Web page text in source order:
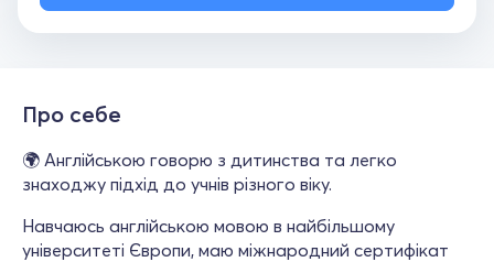
Про себе
🌍 Англійською говорю з дитинства та легко
знаходжу підхід до учнів різного віку.
Навчаюсь англійською мовою в найбільшому
університеті Європи, маю міжнародний сертифікат